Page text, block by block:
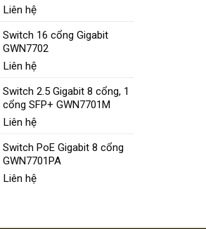
Liên hệ
Switch 16 cổng Gigabit
GWN7702
Liên hệ
Switch 2.5 Gigabit 8 cổng, 1
cổng SFP+ GWN7701M
Liên hệ
Switch PoE Gigabit 8 cổng
GWN7701PA
Liên hệ